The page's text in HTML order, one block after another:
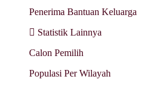
Penerima Bantuan Keluarga
Statistik Lainnya
Calon Pemilih
Populasi Per Wilayah